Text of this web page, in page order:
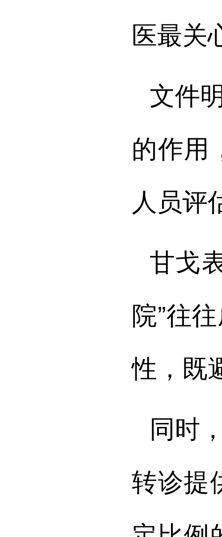
医最关
文件
的作用
人员评
甘戈
院”往
性，既
同时
转诊提